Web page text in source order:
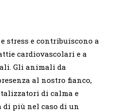
stress e contribuiscono a
cardiovascolari e a
Gli animali da
al nostro fianco,
di calma e
di più nel caso di un